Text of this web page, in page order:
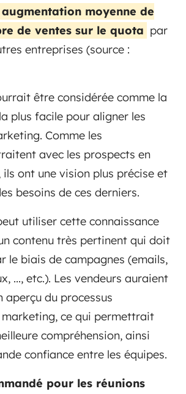
moyenne de
de ventes sur le quota par
entreprises (source :
être considérée comme la
plus facile pour aligner les
Comme les
avec les prospects en
ils ont une vision plus précise et
besoins de ces derniers.
utiliser cette connaissance
contenu très pertinent qui doit
le biais de campagnes (emails,
..., etc.). Les vendeurs auraient
aperçu du processus
ce qui permettrait
compréhension, ainsi
confiance entre les équipes.
pour les réunions